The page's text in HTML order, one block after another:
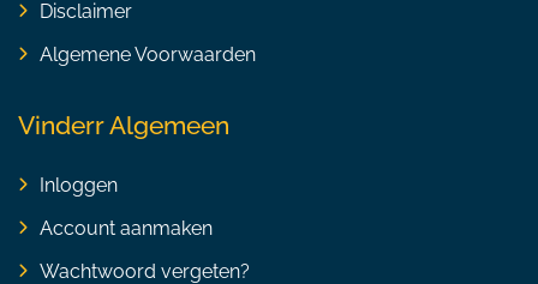
Disclaimer
Algemene Voorwaarden
Vinderr Algemeen
Inloggen
Account aanmaken
Wachtwoord vergeten?